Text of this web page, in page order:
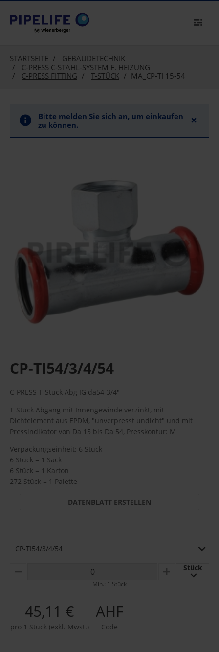
text.skipToContent
text.skipToNavigation
STARTSEITE
GEBÄUDETECHNIK
C-PRESS C-STAHL-SYSTEM F. HEIZUNG
C-PRESS FITTING
T-STÜCK MA_CP-TI 15-54
Bitte melden Sie sich an, um einkaufen
zu können.
×
CP-TI54/3/4/54
C-PRESS T-Stück Abg IG da54-3/4"
T-Stück Abgang mit Innengewinde verzinkt, mit
Dichtelement aus EPDM, "unverpresst undicht" und mit
Pressindikator von Da 15 bis Da 54, Presskontur: M
Verpackungseinheit: 6 Stück
6 Stück = 1 Sack
6 Stück = 1 Karton
272 Stück = 1 Palette
DATENBLATT ERSTELLEN
CP-TI54/3/4/54
MINUS PLUS
Stück
Min.: 1 Stück
45,11 €
pro 1 Stück (exkl. Mwst.)
AHF
Code